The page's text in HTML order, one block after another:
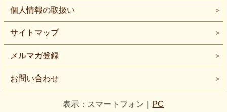
個人情報の取扱い
サイトマップ
メルマガ登録
お問い合わせ
表示：スマートフォン｜ PC